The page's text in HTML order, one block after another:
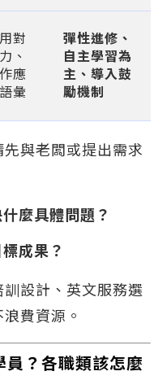
對
、
應
彙
彈性進修、
自主學習為
主、導入鼓
勵機制
先與老闆或提出需求
麼具體問題？
成果？
設計、英文服務選
費資源。
員？各職類該怎麼